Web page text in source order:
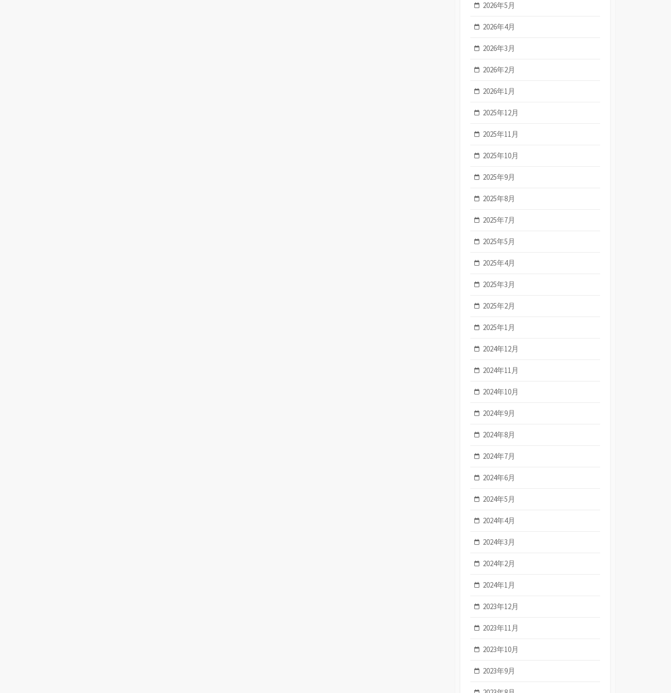
2026年5月
2026年4月
2026年3月
2026年2月
2026年1月
2025年12月
2025年11月
2025年10月
2025年9月
2025年8月
2025年7月
2025年5月
2025年4月
2025年3月
2025年2月
2025年1月
2024年12月
2024年11月
2024年10月
2024年9月
2024年8月
2024年7月
2024年6月
2024年5月
2024年4月
2024年3月
2024年2月
2024年1月
2023年12月
2023年11月
2023年10月
2023年9月